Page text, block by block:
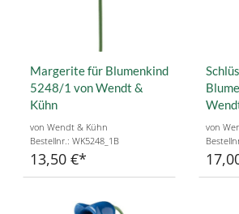
Margerite für Blumenkind
5248/1 von Wendt &
Kühn
von Wendt & Kühn
Bestellnr.: WK5248_1B
13,50 €
von